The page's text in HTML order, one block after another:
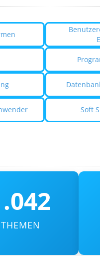
Soft
THEMEN